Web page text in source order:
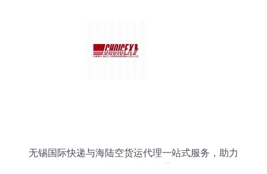
无锡国际快递与海陆空货运代理一站式服务，助力